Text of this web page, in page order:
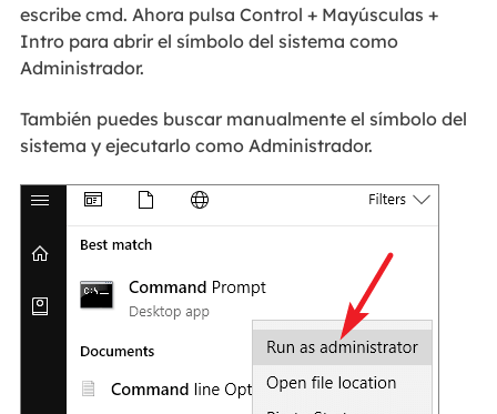
escribe cmd. Ahora pulsa Control + Mayúsculas +
Intro para abrir el símbolo del sistema como
Administrador.
También puedes buscar manualmente el símbolo del
sistema y ejecutarlo como Administrador.